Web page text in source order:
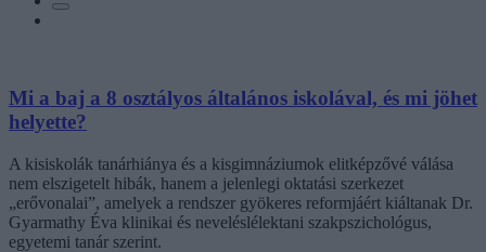
Mi a baj a 8 osztályos általános iskolával, és mi jöhet
helyette?
A kisiskolák tanárhiánya és a kisgimnáziumok elitképzővé válása
nem elszigetelt hibák, hanem a jelenlegi oktatási szerkezet
„erővonalai”, amelyek a rendszer gyökeres reformjáért kiáltanak Dr.
Gyarmathy Éva klinikai és neveléslélektani szakpszichológus,
egyetemi tanár szerint.